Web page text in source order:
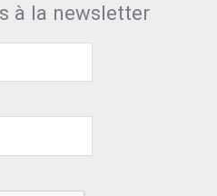
à la newsletter